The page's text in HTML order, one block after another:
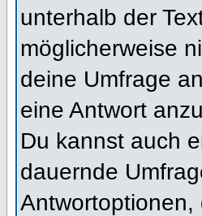
unterhalb der
möglicherweise
deine Umfrage
eine Antwort
Du kannst auch
dauernde
Antwortoptionen,